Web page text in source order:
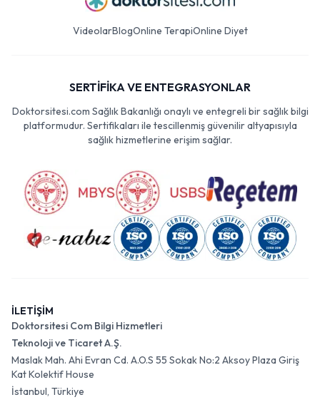
VideolarBlogOnline TerapiOnline Diyet
SERTİFİKA VE ENTEGRASYONLAR
Doktorsitesi.com Sağlık Bakanlığı onaylı ve entegreli bir sağlık bilgi
platformudur. Sertifikaları ile tescillenmiş güvenilir altyapısıyla
sağlık hizmetlerine erişim sağlar.
İLETİŞİM
Doktorsitesi Com Bilgi Hizmetleri
Teknoloji ve Ticaret A.Ş.
Maslak Mah. Ahi Evran Cd. A.O.S 55 Sokak No:2 Aksoy Plaza Giriş
Kat Kolektif House
İstanbul, Türkiye